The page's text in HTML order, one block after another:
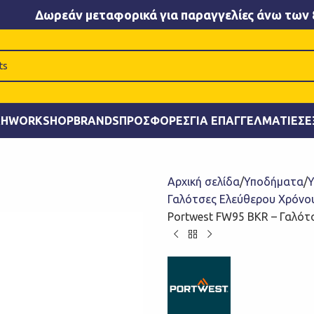
Δωρεάν μεταφορικά για παραγγελίες άνω των
WORKSHOPBRANDSΠΡΟΣΦΟΡΈΣΓΙΑ ΕΠΑΓΓΕΛΜΑΤΊΕΣ
Αρχική σελίδα Υποδήματα
Γαλότσες Ελεύθερου
Portwest FW95 BKR –